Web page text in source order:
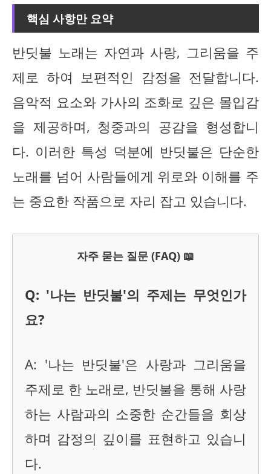
핵심 사항만 요약
반딧불 노래는 자연과 사랑, 그리움을 주
제로 하여 보편적인 감정을 전달합니다.
음악적 요소와 가사의 조화로 깊은 몰입감
을 제공하며, 청중과의 공감을 형성합니
다. 이러한 특성 덕분에 반딧불은 단순한
노래를 넘어 사람들에게 위로와 이해를 주
는 중요한 작품으로 자리 잡고 있습니다.
자주 묻는 질문 (FAQ) 📖
Q: '나는 반딧불'의 주제는 무엇인가
요?
A: '나는 반딧불'은 사랑과 그리움을
주제로 한 노래로, 반딧불을 통해 사랑
하는 사람과의 소중한 순간들을 회상
하며 감정의 깊이를 표현하고 있습니
다.